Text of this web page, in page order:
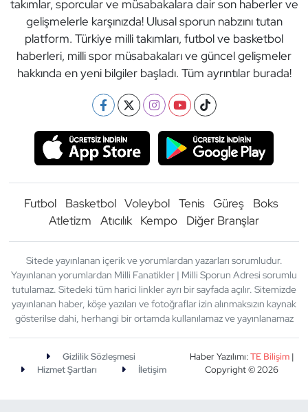
takımlar, sporcular ve müsabakalara dair son haberler ve
gelişmelerle karşınızda! Ulusal sporun nabzını tutan
platform. Türkiye milli takımları, futbol ve basketbol
haberleri, milli spor müsabakaları ve güncel gelişmeler
hakkında en yeni bilgiler başladı. Tüm ayrıntılar burada!
Futbol Basketbol Voleybol Tenis Güreş
Boks
Atletizm
Atıcılık Kempo Diğer Branşlar
Sitede yayınlanan içerik ve yorumlardan yazarları sorumludur.
Yayınlanan yorumlardan Milli Fanatikler | Milli Sporun Adresi sorumlu
tutulamaz. Sitedeki tüm harici linkler ayrı bir sayfada açılır. Sitemizde
yayınlanan haber, köşe yazıları ve fotoğraflar izin alınmaksızın kaynak
gösterilse dahi, herhangi bir ortamda kullanılamaz ve yayınlanamaz
Gizlilik Sözleşmesi
Hizmet Şartları
İletişim
Haber Yazılımı:TE Bilişim|
Copyright © 2026